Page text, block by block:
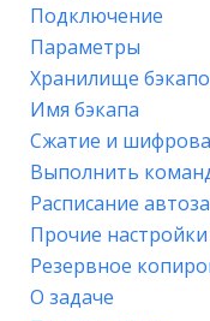
Подключение
Параметры
Хранилище
Имя бэкапа
Сжатие и
Выполнить
Расписание
Прочие настройки
Резервное
О задаче